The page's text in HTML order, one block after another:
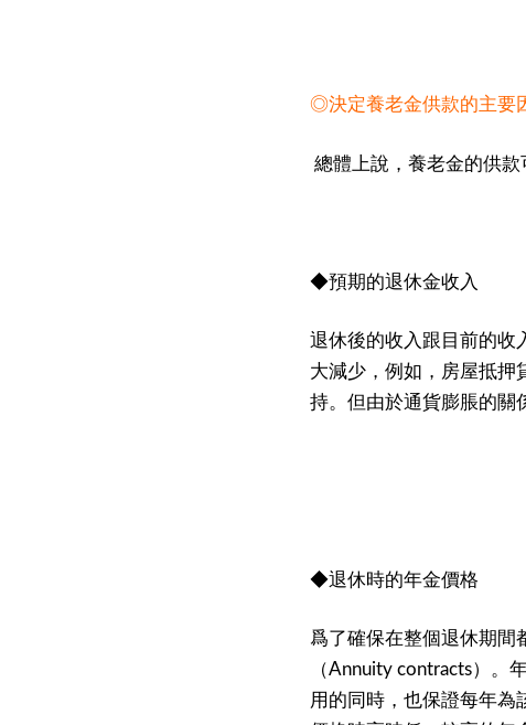
◎決定養老金供款的主要
總體上說，養老金的供款
◆預期的退休金收入
退休後的收入跟目前的收
大減少，例如，房屋抵押
持。但由於通貨膨脹的關
◆退休時的年金價格
爲了確保在整個退休期間
（Annuity contracts）。
用的同時，也保證每年為